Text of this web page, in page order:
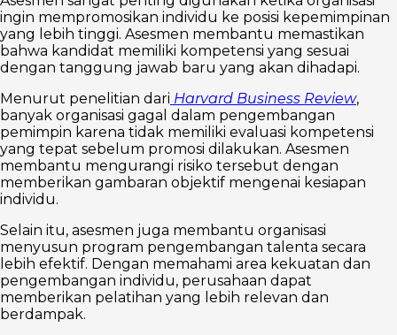
ingin mempromosikan individu ke posisi kepemimpinan
yang lebih tinggi. Asesmen membantu memastikan
bahwa kandidat memiliki kompetensi yang sesuai
dengan tanggung jawab baru yang akan dihadapi.
Menurut penelitian dari Harvard Business Review,
banyak organisasi gagal dalam pengembangan
pemimpin karena tidak memiliki evaluasi kompetensi
yang tepat sebelum promosi dilakukan. Asesmen
membantu mengurangi risiko tersebut dengan
memberikan gambaran objektif mengenai kesiapan
individu.
Selain itu, asesmen juga membantu organisasi
menyusun program pengembangan talenta secara
lebih efektif. Dengan memahami area kekuatan dan
pengembangan individu, perusahaan dapat
memberikan pelatihan yang lebih relevan dan
berdampak.